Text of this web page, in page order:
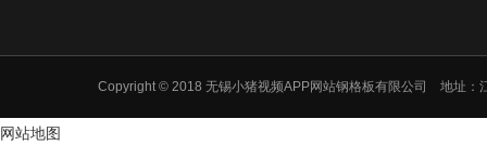
Copyright © 2018 无锡小猪视频APP网站钢格板有限公司 地址
网站地图